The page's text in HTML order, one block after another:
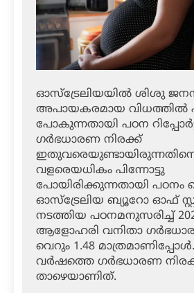
ഓസ്‌ട്രേലിയയില്‍ ശിശു
അപായകരമായ വിധത്തില്‍
പോകുന്നതായി പഠന
ഗര്‍ഭധാരണ നിരക്ക്
വളരെയധികം പിന്നോട്ടു
പോയിരിക്കുന്നതായി പഠനം
ഓസ്‌ട്രേലിയ ബ്യൂറോ ഓഫ്
നടത്തിയ പഠനമനുസരിച്ച്
ആളോഹരി വനിതാ
വെറും 1.48
വര്‍ഷത്തെ ഗര്‍ഭധാരണ
താഴെയാണിത്.